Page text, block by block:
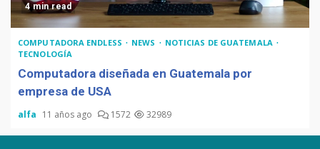
4 min read
COMPUTADORA ENDLESS NEWS
NOTICIAS DE GUATEMALA
TECNOLOGÍA
Computadora diseñada en Guatemala por
empresa de USA
alfa 11 años ago 1572 32989